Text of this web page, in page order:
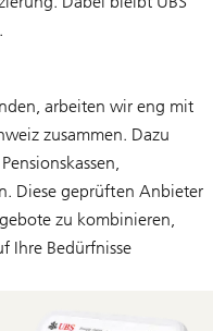
arbeiten wir eng mit
zusammen. Dazu
Diese geprüften Anbieter
zu kombinieren,
Ihre Bedürfnisse